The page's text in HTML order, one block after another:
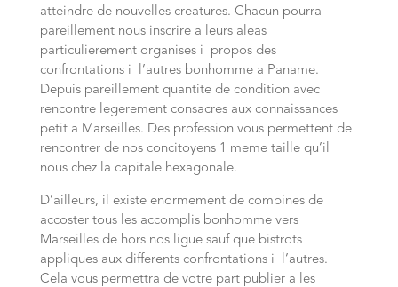
atteindre de nouvelles creatures. Chacun pourra
pareillement nous inscrire a leurs aleas
particulierement organises i propos des
confrontations i l’autres bonhomme a Paname.
Depuis pareillement quantite de condition avec
rencontre legerement consacres aux connaissances
petit a Marseilles. Des profession vous permettent de
rencontrer de nos concitoyens 1 meme taille qu’il
nous chez la capitale hexagonale.
D’ailleurs, il existe enormement de combines de
accoster tous les accomplis bonhomme vers
Marseilles de hors nos ligue sauf que bistrots
appliques aux differents confrontations i l’autres.
Cela vous permettra de votre part publier a les